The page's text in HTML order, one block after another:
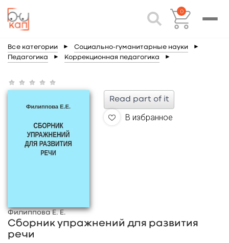
0
Все категории ► Социально-гуманитарные науки ►
Педагогика ► Коррекционная педагогика ►
Read part of it
В избранное
Филиппова Е. Е.
Сборник упражнений для развития
речи